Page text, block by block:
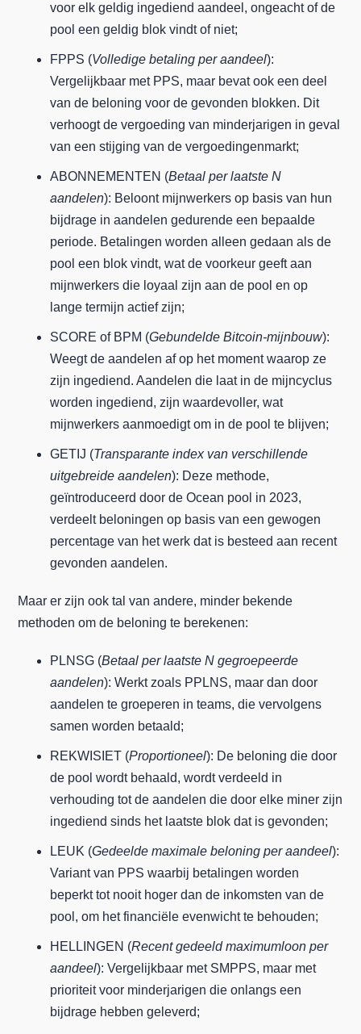
voor elk geldig ingediend aandeel, ongeacht of de
pool een geldig blok vindt of niet;
FPPS (Volledige betaling per aandeel):
Vergelijkbaar met PPS, maar bevat ook een deel
van de beloning voor de gevonden blokken. Dit
verhoogt de vergoeding van minderjarigen in geval
van een stijging van de vergoedingenmarkt;
ABONNEMENTEN (Betaal per laatste N
aandelen): Beloont mijnwerkers op basis van hun
bijdrage in aandelen gedurende een bepaalde
periode. Betalingen worden alleen gedaan als de
pool een blok vindt, wat de voorkeur geeft aan
mijnwerkers die loyaal zijn aan de pool en op
lange termijn actief zijn;
SCORE of BPM (Gebundelde Bitcoin-mijnbouw):
Weegt de aandelen af op het moment waarop ze
zijn ingediend. Aandelen die laat in de mijncyclus
worden ingediend, zijn waardevoller, wat
mijnwerkers aanmoedigt om in de pool te blijven;
GETIJ (Transparante index van verschillende
uitgebreide aandelen): Deze methode,
geïntroduceerd door de Ocean pool in 2023,
verdeelt beloningen op basis van een gewogen
percentage van het werk dat is besteed aan recent
gevonden aandelen.
Maar er zijn ook tal van andere, minder bekende
methoden om de beloning te berekenen:
PLNSG (Betaal per laatste N gegroepeerde
aandelen): Werkt zoals PPLNS, maar dan door
aandelen te groeperen in teams, die vervolgens
samen worden betaald;
REKWISIET (Proportioneel): De beloning die door
de pool wordt behaald, wordt verdeeld in
verhouding tot de aandelen die door elke miner zijn
ingediend sinds het laatste blok dat is gevonden;
LEUK (Gedeelde maximale beloning per aandeel):
Variant van PPS waarbij betalingen worden
beperkt tot nooit hoger dan de inkomsten van de
pool, om het financiële evenwicht te behouden;
HELLINGEN (Recent gedeeld maximumloon per
aandeel): Vergelijkbaar met SMPPS, maar met
prioriteit voor minderjarigen die onlangs een
bijdrage hebben geleverd;